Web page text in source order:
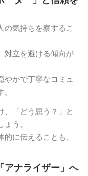
の気持ちを察するこ
対立を避ける傾向が
やかで丁寧なコミュ
、「どう思う？」と
う。
に伝えることも、
アナライザー」へ